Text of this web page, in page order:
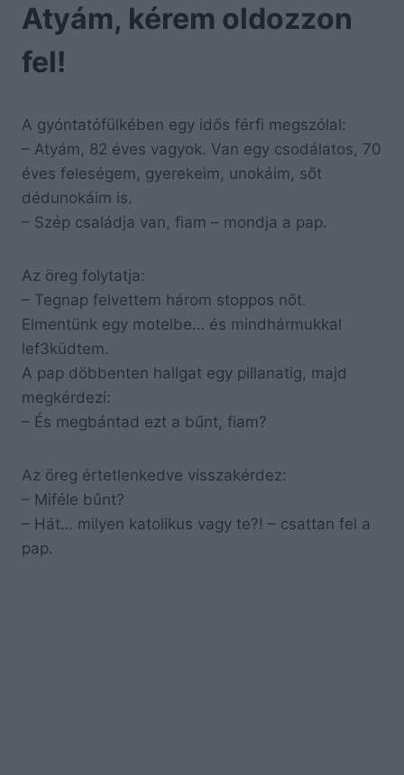
Atyám, kérem oldozzon
fel!
A gyóntatófülkében egy idős férfi megszólal:
– Atyám, 82 éves vagyok. Van egy csodálatos, 70
éves feleségem, gyerekeim, unokáim, sőt
dédunokáim is.
– Szép családja van, fiam – mondja a pap.
Az öreg folytatja:
– Tegnap felvettem három stoppos nőt.
Elmentünk egy motelbe… és mindhármukkal
lef3küdtem.
A pap döbbenten hallgat egy pillanatig, majd
megkérdezi:
– És megbántad ezt a bűnt, fiam?
Az öreg értetlenkedve visszakérdez:
– Miféle bűnt?
– Hát… milyen katolikus vagy te?! – csattan fel a
pap.